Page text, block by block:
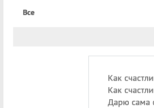
Все
Как
Как
Дарю сама